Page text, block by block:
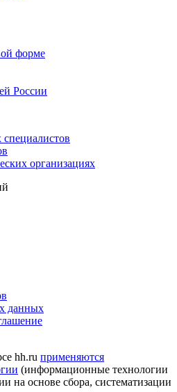
форме
России
организациях
данных
hh.ru применяются
(информационные технологии
на основе сбора, систематизации